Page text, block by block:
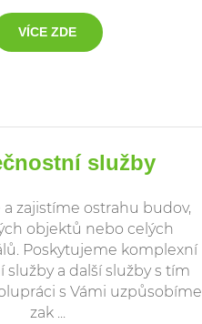
VÍCE ZDE
služby
zajistíme ostrahu budov,
objektů nebo celých
Poskytujeme komplexní
služby a další služby s tím
s Vámi uzpůsobíme
zak ...